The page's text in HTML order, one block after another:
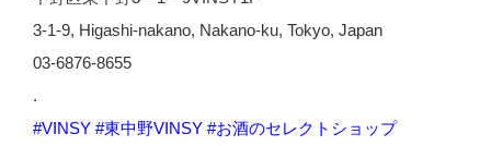
3-1-9, Higashi-nakano, Nakano-ku, Tokyo, Japan
03-6876-8655
.
#VINSY #東中野VINSY #お酒のセレクトショップ